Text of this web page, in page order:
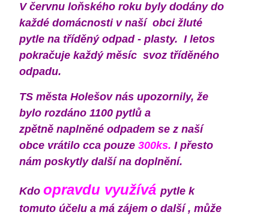
V červnu loňského roku byly dodány do
každé domácnosti v naší obci žluté
pytle na tříděný odpad - plasty. I letos
pokračuje každý měsíc svoz tříděného
odpadu.
TS města Holešov nás upozornily, že
bylo rozdáno 1100 pytlů a
zpětně naplněné odpadem se z naší
obce vrátilo cca pouze 300ks. I přesto
nám poskytly další na doplnění.
Kdo opravdu využívá pytle k
tomuto účelu a má zájem o další , může